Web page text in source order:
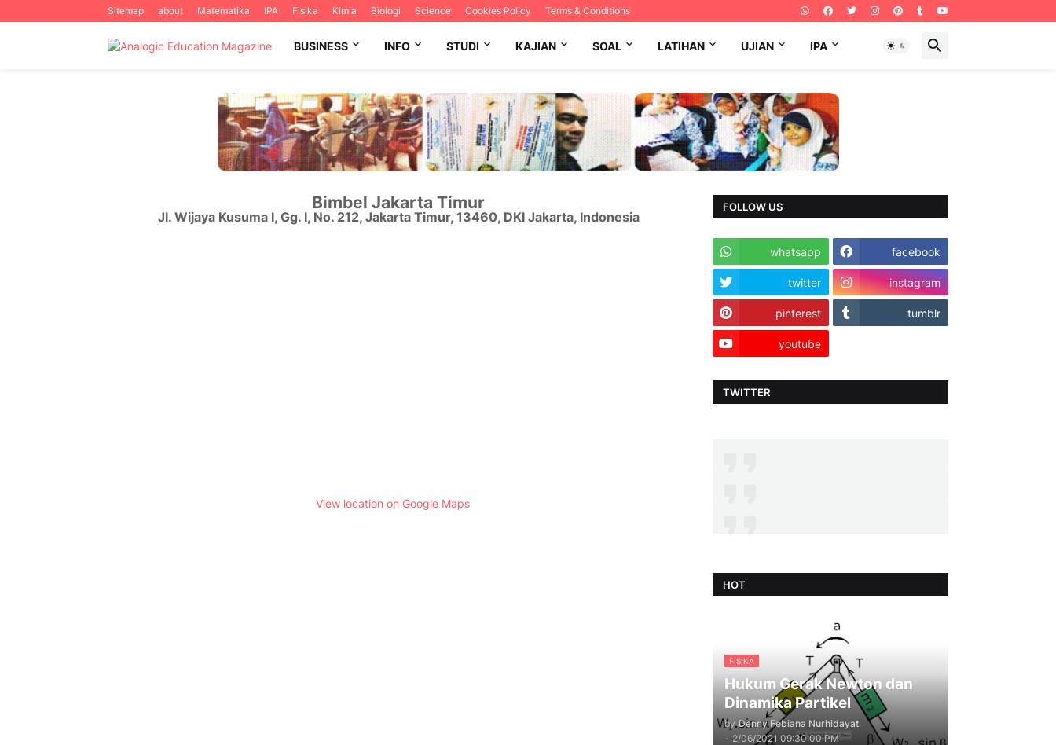
Sitemap about Matematika IPA Fisika Kimia Biologi Science Cookies Policy Terms & Conditions
BUSINESS INFO STUDI KAJIAN SOAL LATIHAN UJIAN IPA
Bimbel Jakarta Timur
Jl. Wijaya Kusuma I, Gg. I, No. 212, Jakarta Timur, 13460, DKI Jakarta, Indonesia
View location on Google Maps
FOLLOW US
whatsapp facebook
twitter instagram
pinterest tumblr
youtube
TWITTER
HOT
FISIKA
Hukum Gerak Newton dan
Dinamika Partikel
by Denny Febiana Nurhidayat
- 2/06/2021 09:30:00 PM